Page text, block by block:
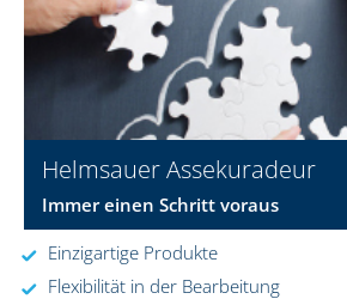
Helmsauer Assekuradeur
Immer einen Schritt voraus
Einzigartige Produkte
Flexibilität in der Bearbeitung